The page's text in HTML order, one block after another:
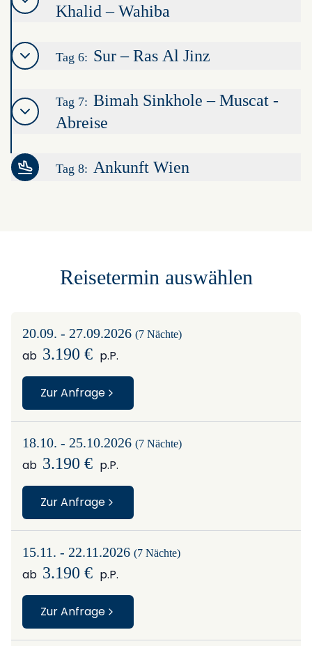
Khalid – Wahiba
Tag 6: Sur – Ras Al Jinz
Tag 7: Bimah Sinkhole – Muscat -
Abreise
Tag 8: Ankunft Wien
Reisetermin auswählen
20.09. - 27.09.2026 (7 Nächte)
ab 3.190 € p.P.
Zur Anfrage
18.10. - 25.10.2026 (7 Nächte)
ab 3.190 € p.P.
Zur Anfrage
15.11. - 22.11.2026 (7 Nächte)
ab 3.190 € p.P.
Zur Anfrage